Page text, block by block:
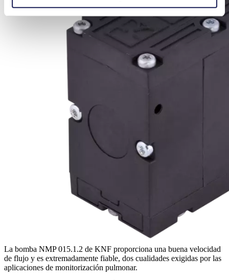
La bomba NMP 015.1.2 de KNF proporciona una buena velocidad
de flujo y es extremadamente fiable, dos cualidades exigidas por las
aplicaciones de monitorización pulmonar.